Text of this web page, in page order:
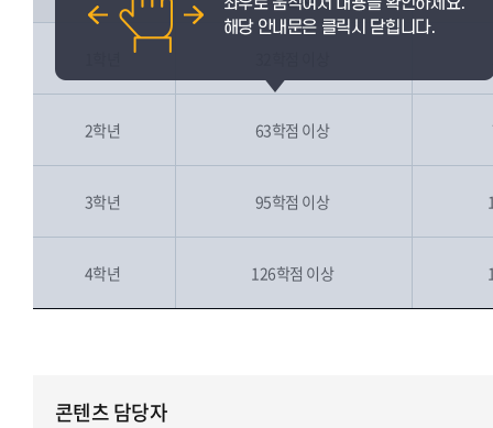
2학년 63학점 이상
3학년 95학점 이상
4학년 126학점 이상
콘텐츠 담당자